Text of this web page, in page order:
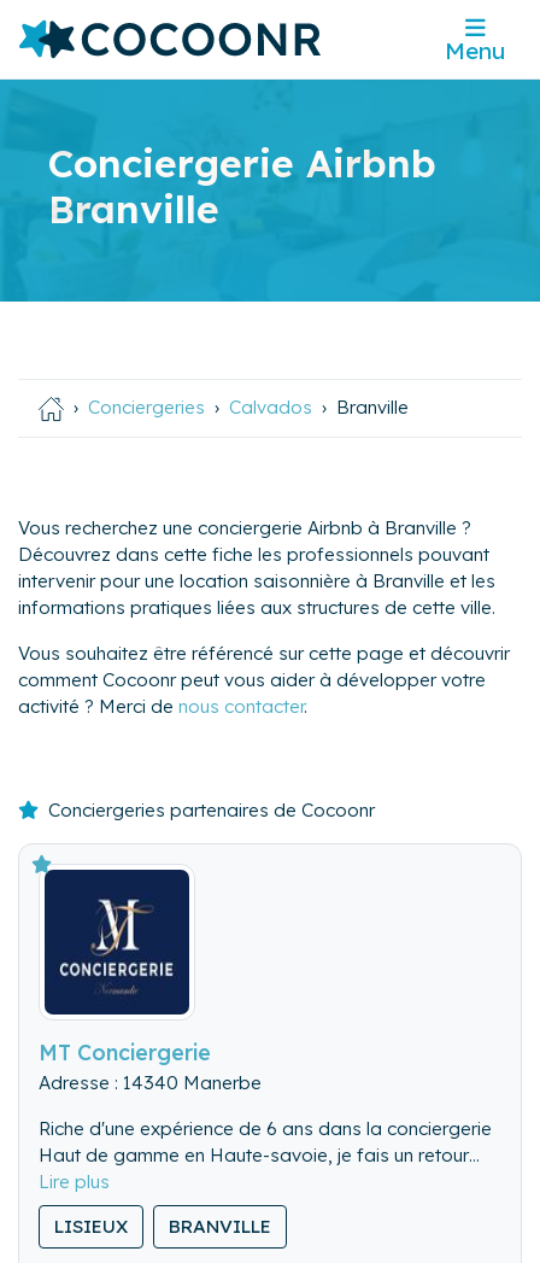
Menu
Conciergerie Airbnb
Branville
Conciergeries Calvados Branville
Vous recherchez une conciergerie Airbnb à Branville ?
Découvrez dans cette fiche les professionnels pouvant
intervenir pour une location saisonnière à Branville et les
informations pratiques liées aux structures de cette ville.
Vous souhaitez être référencé sur cette page et découvrir
comment Cocoonr peut vous aider à développer votre
activité ? Merci de nous contacter.
Conciergeries partenaires de Cocoonr
MT Conciergerie
Adresse : 14340 Manerbe
Riche d'une expérience de 6 ans dans la conciergerie
Haut de gamme en Haute-savoie, je fais un retour
aux sources pour vous proposer mon savoir faire.
LISIEUX
BRANVILLE